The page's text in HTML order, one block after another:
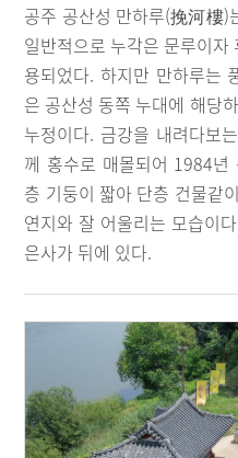
공주 공산성 만하루(挽河樓)
일반적으로 누각은 문루이
용되었다. 하지만 만하루는
은 공산성 동쪽 누대에 해당
누정이다. 금강을 내려다보
께 홍수로 매몰되어 1984년
층 기둥이 짧아 단층 건물같
연지와 잘 어울리는 모습이
은사가 뒤에 있다.